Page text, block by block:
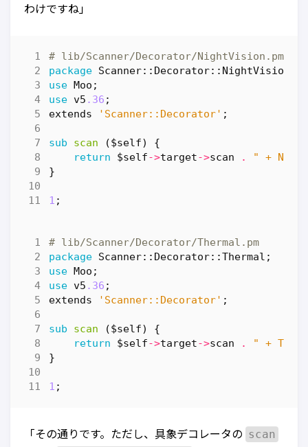
わけですね」
# lib/Scanner/Decorator/NightVision.pm (具
package Scanner::Decorator::NightVision
use Moo ;
use v5 .36 ;
extends
'Scanner::Decorator' ;
sub scan
($self) {
return
$self->target->scan .
" +
}
1 ;
# lib/Scanner/Decorator/Thermal.pm
package Scanner::Decorator::Thermal ;
use Moo ;
use v5 .36 ;
extends
'Scanner::Decorator' ;
sub scan
($self) {
return
$self->target->scan .
" +
}
1 ;
「その通りです。ただし、具象デコレータの scan